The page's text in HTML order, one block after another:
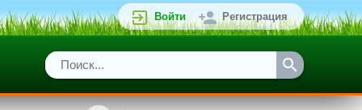
Войти Регистрация